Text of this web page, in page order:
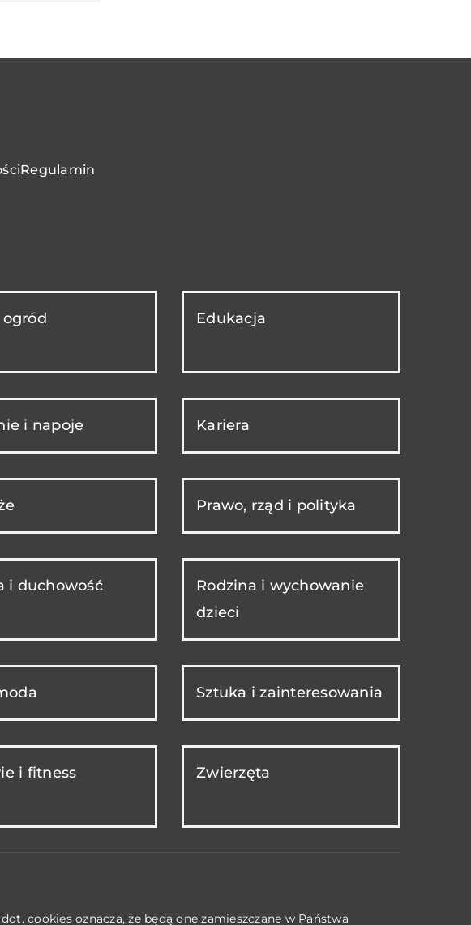
Regulamin
Edukacja
i napoje Kariera
Prawo, rząd i polityka
i duchowość
Rodzina i wychowanie
dzieci
Sztuka i zainteresowania
i fitness Zwierzęta
cookies oznacza, że będą one zamieszczane w Państwa